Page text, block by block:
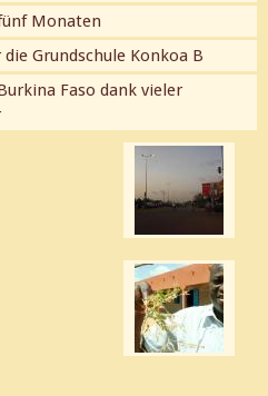
Monaten
Grundschule Konkoa B
Faso dank vieler